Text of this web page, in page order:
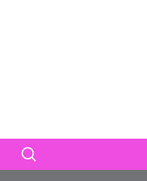
SUCHE
NACH: